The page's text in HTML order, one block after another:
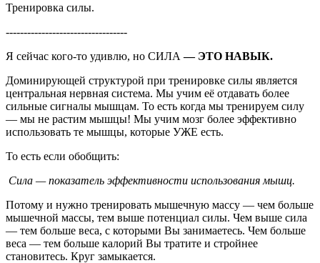
Тренировка силы.
----------------------------------
Я сейчас кого-то удивлю, но СИЛА— ЭТО НАВЫК.
Доминирующей структурой при тренировке силы является
центральная нервная система. Мы учим её отдавать более
сильные сигналы мышцам. То есть когда мы тренируем силу
— мы не растим мышцы! Мы учим мозг более эффективно
использовать те мышцы, которые УЖЕ есть.
То есть если обобщить:
Сила — показатель эффективности использования мышц.
Потому и нужно тренировать мышечную массу — чем больше
мышечной массы, тем выше потенциал силы. Чем выше сила
— тем больше веса, с которыми Вы занимаетесь. Чем больше
веса — тем больше калорий Вы тратите и стройнее
становитесь. Круг замыкается.